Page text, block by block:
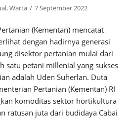
,Warta 7 September 2022
(Kementan) mencatat
dengan hadirnya generasi
disektor pertanian mulai dari
satu petani millenial yang sukses
adalah Uden Suherlan. Duta
Pertanian (Kementan) RI
komoditas sektor hortikultura
ratusan juta dari budidaya Cabai